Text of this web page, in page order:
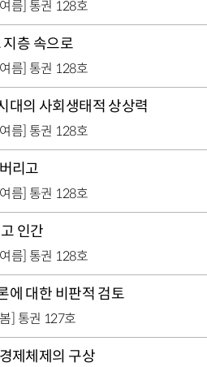
름] 통권 128호
지층 속으로
름] 통권 128호
대의 사회생태적 상상력
름] 통권 128호
리고
름] 통권 128호
인간
름] 통권 128호
에 대한 비판적 검토
] 통권 127호
제체제의 구상